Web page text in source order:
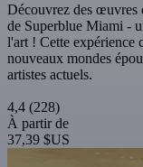
Découvrez des œuvres
de Superblue Miami -
l'art ! Cette expérience
nouveaux mondes
artistes actuels.
4,4 (228)
À partir de
37,39 $US